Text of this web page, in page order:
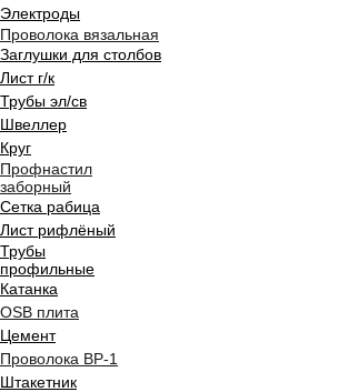
Электроды
Проволока вязальная
Заглушки для столбов
Лист г/к
Трубы эл/св
Швеллер
Круг
Профнастил
заборный
Сетка рабица
Лист рифлёный
Трубы
профильные
Катанка
OSB плита
Цемент
Проволока ВР-1
Штакетник